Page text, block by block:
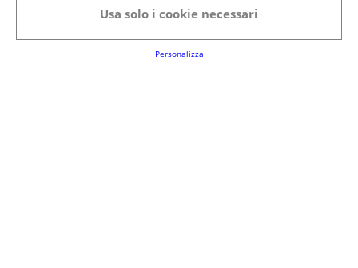
Alimenti e bevande
Senior
Usa solo i cookie necessari
Personalizza